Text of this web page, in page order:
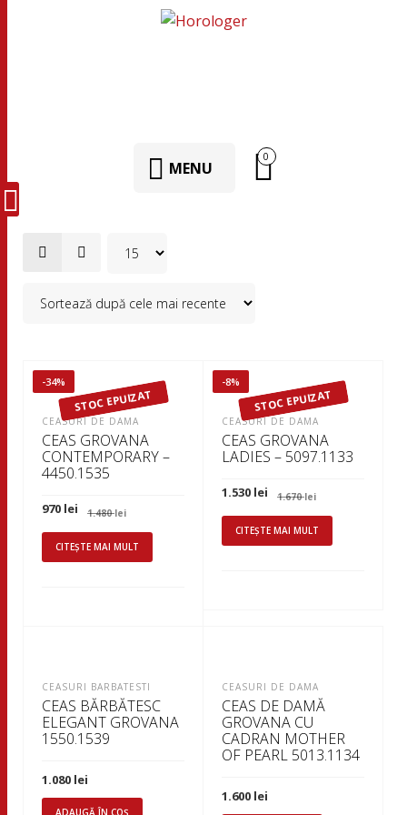
MENU
0
-34%
STOC EPUIZAT
CEASURI DE DAMA
CEAS GROVANA
CONTEMPORARY –
4450.1535
1.480leiPrețul
inițial
a
fost:
1.480 lei.
970 lei Prețul
curent
este:
970 lei.
CITEȘTE MAI MULT
-8%
STOC EPUIZAT
CEASURI DE DAMA
CEAS GROVANA
LADIES – 5097.1133
1.670leiPrețul
inițial
a
fost:
1.670 lei.
1.530 lei Prețul
curent
este:
1.530 lei.
CITEȘTE MAI MULT
CEASURI BARBATESTI
CEAS BĂRBĂTESC
ELEGANT GROVANA
1550.1539
1.080 lei
ADAUGĂ ÎN COȘ
CEASURI DE DAMA
CEAS DE DAMĂ
GROVANA CU
CADRAN MOTHER
OF PEARL 5013.1134
1.600 lei